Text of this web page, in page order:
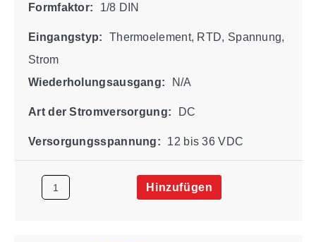
Formfaktor: 1/8 DIN
Eingangstyp:
Thermoelement, RTD, Spannung,
Strom
Wiederholungsausgang:
N/A
Art der Stromversorgung: DC
Versorgungsspannung: 12 bis 36 VDC
Hinzufügen